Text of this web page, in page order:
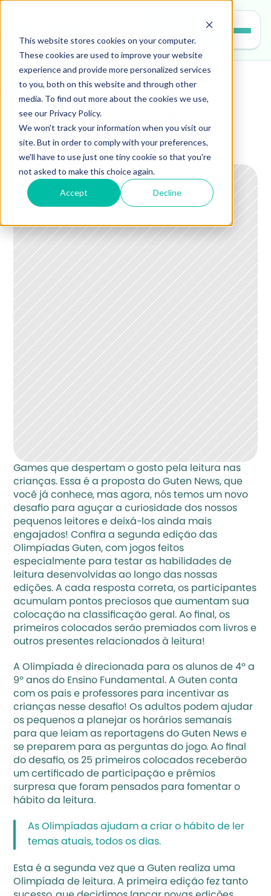
This website stores cookies on your computer.
These cookies are used to improve your website
experience and provide more personalized services
to you, both on this website and through other
media. To find out more about the cookies we use,
see our Privacy Policy.
We won't track your information when you visit our
site. But in order to comply with your preferences,
we'll have to use just one tiny cookie so that you're
not asked to make this choice again.
Accept Decline
leitura
Desafio sobre atualidades
Games que despertam o gosto pela leitura nas
crianças. Essa é a proposta do Guten News, que
você já conhece, mas agora, nós temos um novo
desafio para aguçar a curiosidade dos nossos
pequenos leitores e deixá-los ainda mais
engajados! Confira a segunda edição das
Olimpíadas Guten, com jogos feitos
especialmente para testar as habilidades de
leitura desenvolvidas ao longo das nossas
edições. A cada resposta correta, os participantes
acumulam pontos preciosos que aumentam sua
colocação na classificação geral. Ao final, os
primeiros colocados serão premiados com livros e
outros presentes relacionados à leitura!
A Olimpíada é direcionada para os alunos de 4º a
9º anos do Ensino Fundamental. A Guten conta
com os pais e professores para incentivar as
crianças nesse desafio! Os adultos podem ajudar
os pequenos a planejar os horários semanais
para que leiam as reportagens do Guten News e
se preparem para as perguntas do jogo. Ao final
do desafio, os 25 primeiros colocados receberão
um certificado de participação e prêmios
surpresa que foram pensados para fomentar o
hábito da leitura.
As Olimpíadas ajudam a criar o hábito de ler
temas atuais, todos os dias.
Esta é a segunda vez que a Guten realiza uma
Olimpíada de leitura. A primeira edição fez tanto